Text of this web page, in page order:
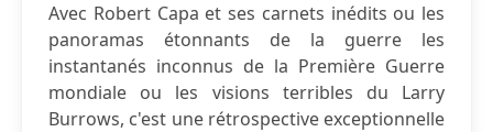
Avec Robert Capa et ses carnets inédits ou les
panoramas étonnants de la guerre les
instantanés inconnus de la Première Guerre
mondiale ou les visions terribles du Larry
Burrows, c'est une rétrospective exceptionnelle